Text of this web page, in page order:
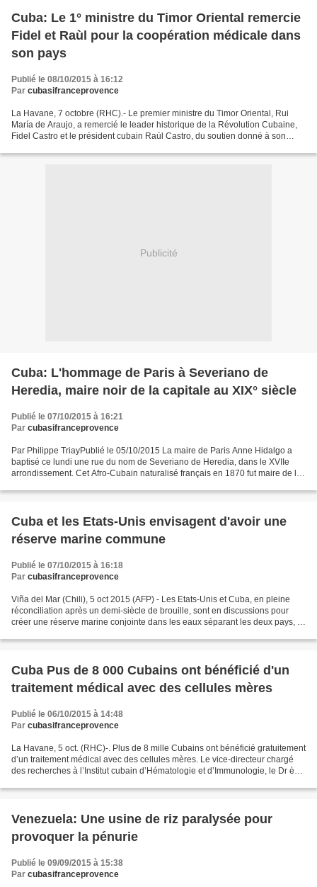
Cuba: Le 1° ministre du Timor Oriental remercie
Fidel et Raùl pour la coopération médicale dans
son pays
Publié le 08/10/2015 à 16:12
Par cubasifranceprovence
La Havane, 7 octobre (RHC).- Le premier ministre du Timor Oriental, Rui
María de Araujo, a remercié le leader historique de la Révolution Cubaine,
Fidel Castro et le président cubain Raúl Castro, du soutien donné à son
Publicité
Cuba: L'hommage de Paris à Severiano de
Heredia, maire noir de la capitale au XIX° siècle
Publié le 07/10/2015 à 16:21
Par cubasifranceprovence
Par Philippe TriayPublié le 05/10/2015 La maire de Paris Anne Hidalgo a
baptisé ce lundi une rue du nom de Severiano de Heredia, dans le XVIIe
arrondissement. Cet Afro-Cubain naturalisé français en 1870 fut maire de la
Cuba et les Etats-Unis envisagent d'avoir une
réserve marine commune
Publié le 07/10/2015 à 16:18
Par cubasifranceprovence
Viña del Mar (Chili), 5 oct 2015 (AFP) - Les Etats-Unis et Cuba, en pleine
réconciliation après un demi-siècle de brouille, sont en discussions pour
créer une réserve marine conjointe dans les eaux séparant les deux pays, a
Cuba Pus de 8 000 Cubains ont bénéficié d'un
traitement médical avec des cellules mères
Publié le 06/10/2015 à 14:48
Par cubasifranceprovence
La Havane, 5 oct. (RHC)-. Plus de 8 mille Cubains ont bénéficié gratuitement
d’un traitement médical avec des cellules mères. Le vice-directeur chargé
des recherches à l’Institut cubain d’Hématologie et d’Immunologie, le Dr ès
Venezuela: Une usine de riz paralysée pour
provoquer la pénurie
Publié le 09/09/2015 à 15:38
Par cubasifranceprovence